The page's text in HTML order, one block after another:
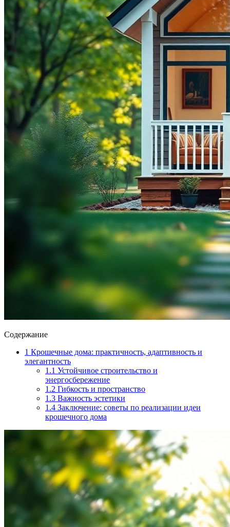
Содержание
1 Крошечные дома: практичность, адаптивность и
элегантность
1.1 Устойчивое строительство и
энергосбережение
1.2 Гибкость и пространство
1.3 Важность эстетики
1.4 Заключение: советы по реализации идеи
крошечного дома